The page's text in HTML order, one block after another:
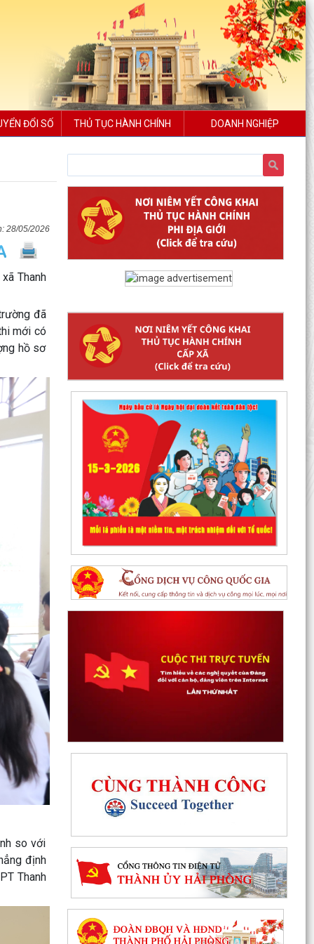
ĐỔI SỐ THỦ TỤC HÀNH CHÍNH DOANH NGHIỆP
28/05/2026
Thanh
đã
mới có
hồ sơ
so với
định
Thanh
Thanh Hà: Phấn đấu tạo chuyển biến mạnh mẽ
về chất lượng giáo dục trong năm học 2026 -
2027